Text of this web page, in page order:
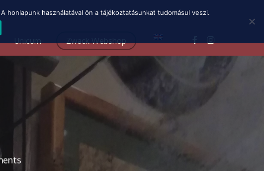
Unicum Zwack Webshop
honlapunk használatával ön a tájékoztatásunkat tudomásul veszi.